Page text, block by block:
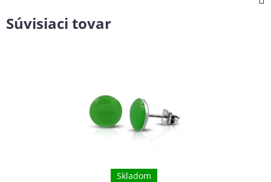
Súvisiaci tovar
Skladom